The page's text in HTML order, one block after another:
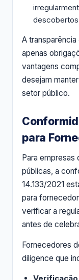
A
apenas
vantagens
desejam
setor público.
para
Para empresas
públicas, a
14.133/2021
para
verificar a
antes de
Fornecedores
diligence que